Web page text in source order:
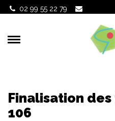
Gestion des traceurs
02 99 55 22 79
Finalisation des
106